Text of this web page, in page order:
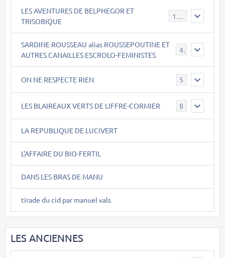
LES AVENTURES DE BELPHEGOR ET
TRISOBIQUE
147
SARDINE ROUSSEAU alias ROUSSEPOUTINE ET
AUTRES CANAILLES ESCROLO-FEMINISTES
40
ON NE RESPECTE RIEN 5
LES BLAIREAUX VERTS DE LIFFRE-CORMIER 8
LA REPUBLIQUE DE LUCIVERT
L'AFFAIRE DU BIO-FERTIL
DANS LES BRAS DE MANU
tirade du cid par manuel vals
LES ANCIENNES